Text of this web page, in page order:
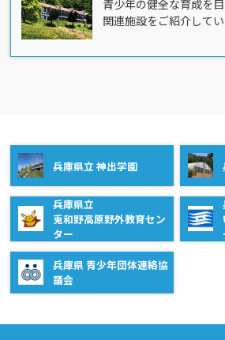
青少年の健全な育成を
関連施設をご紹介してい
兵庫県立 神出学園
兵庫県立
兎和野高原野外教育セン
ター
兵庫県 青少年団体連絡協
議会